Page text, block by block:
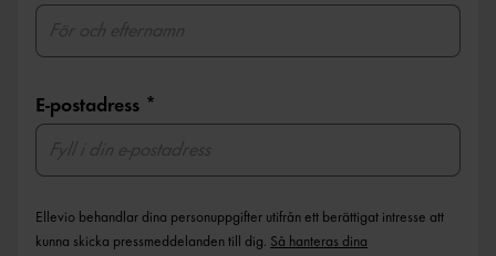
E-postadress
Ellevio behandlar dina personuppgifter utifrån ett berättigat intresse att
kunna skicka pressmeddelanden till dig. Så hanteras dina